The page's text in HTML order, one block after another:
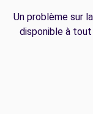
Un problème sur
disponible à